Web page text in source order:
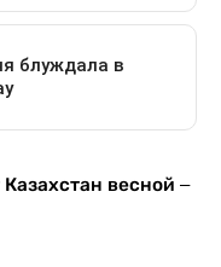
весной –